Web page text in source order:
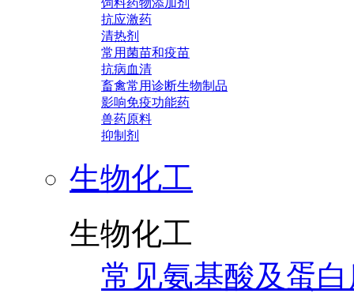
饲料药物添加剂
抗应激药
清热剂
常用菌苗和疫苗
抗病血清
畜禽常用诊断生物制品
影响免疫功能药
兽药原料
抑制剂
生物化工
生物化工
常见氨基酸及蛋